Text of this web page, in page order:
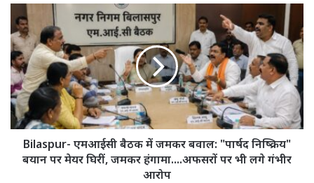
प्रभावित
गांव
में
लगा
सुशासन
शिविर,
ग्रामीणों
को
मिली
राहत
Bilaspur-
एमआईसी
बैठक
में
जमकर
बवाल:
"पार्षद
निष्क्रिय"
बयान
मेयर
Bilaspur- एमआईसी बैठक में जमकर बवाल: "पार्षद निष्क्रिय"
बयान पर मेयर घिरीं, जमकर हंगामा....अफसरों पर भी लगे गंभीर
आरोप